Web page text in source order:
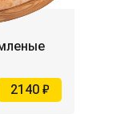
2140 ₽